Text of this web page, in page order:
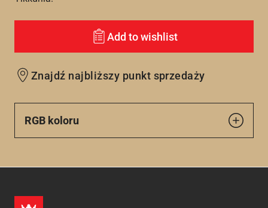
Add to wishlist
Znajdź najbliższy punkt sprzedaży
RGB koloru